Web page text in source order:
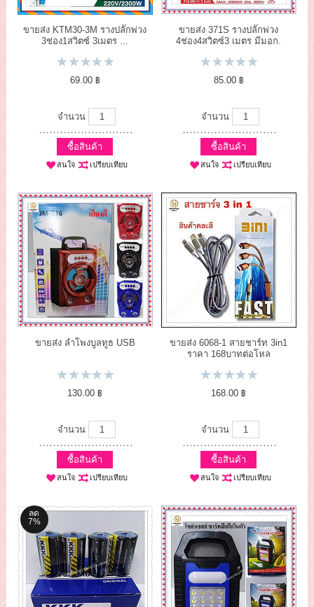
ขายส่ง KTM30-3M รางปลั๊กพ่วง
3ช่อง1สวิตซ์ 3เมตร ...
69.00 ฿
จำนวน
ซื้อสินค้า
สนใจ เปรียบเทียบ
ขายส่ง 371S รางปลั๊กพ่วง
4ช่อง4สวิตซ์3 เมตร มีมอก.
85.00 ฿
จำนวน
ซื้อสินค้า
สนใจ เปรียบเทียบ
ขายส่ง ลำโพงบูลทูธ USB
130.00 ฿
จำนวน
ซื้อสินค้า
สนใจ เปรียบเทียบ
ขายส่ง 6068-1 สายชาร์ท 3in1
ราคา 168บาทต่อโหล
168.00 ฿
จำนวน
ซื้อสินค้า
สนใจ เปรียบเทียบ
ลด
7%